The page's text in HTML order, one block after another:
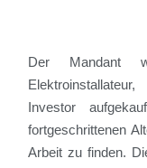
Der Mandant
Investor
fortgeschrittenen
Arbeit zu finden.